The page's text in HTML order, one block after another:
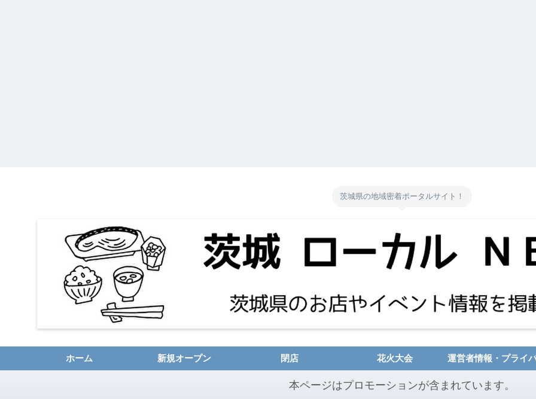
茨城県の地域密着ポータルサイト！
ホーム 新規オープン 閉店 花火大会
本ページはプロモーションが含まれています。